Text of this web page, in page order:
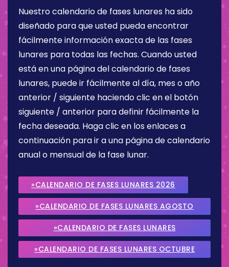
Nuestro calendario de fases lunares ha sido
diseñado para que usted pueda encontrar
fácilmente información exacta de las fases
lunares para todas las fechas. Cuando usted
está en una página del calendario de fases
lunares, puede ir fácilmente al día, mes o año
anterior / siguiente haciendo clic en el botón
siguiente / anterior para definir fácilmente la
fecha deseada. Haga clic en los enlaces a
continuación para ir a una página de calendario
anual o mensual de la fase lunar.
»CALENDARIO DE FASES LUNARES 2026
»CALENDARIO DE FASES LUNARES AGOSTO
2026
»CALENDARIO DE FASES LUNARES
SEPTIEMBRE 2026
»CALENDARIO DE FASES LUNARES OCTUBRE